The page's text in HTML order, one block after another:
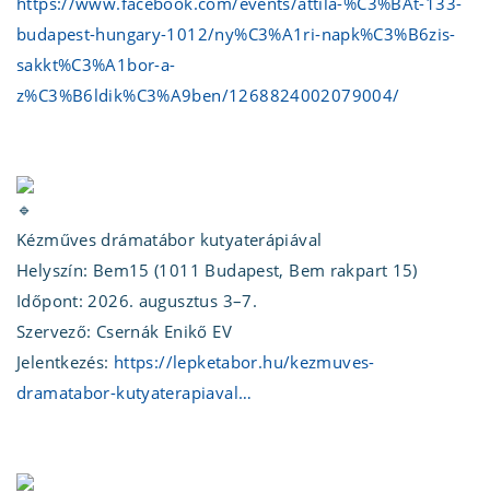
budapest-hungary-1012/ny%C3%A1ri-napk%C3%B6zis-
sakkt%C3%A1bor-a-
z%C3%B6ldik%C3%A9ben/1268824002079004/
Kézműves drámatábor kutyaterápiával
Helyszín: Bem15 (1011 Budapest, Bem rakpart 15)
Időpont: 2026. augusztus 3–7.
Szervező: Csernák Enikő EV
Jelentkezés: https://lepketabor.hu/kezmuves-
dramatabor-kutyaterapiaval…